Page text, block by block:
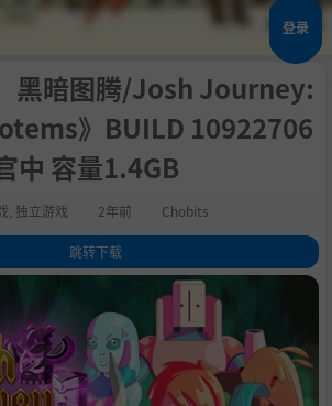
登录
黑暗图腾/Josh Journey:
》BUILD 10922706
中 容量1.4GB
独立游戏 2年前 Chobits
跳转下载